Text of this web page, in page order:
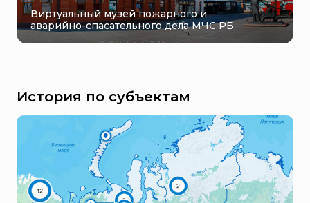
Виртуальный музей пожарного и
аварийно-спасательного дела МЧС РБ
История по субъектам